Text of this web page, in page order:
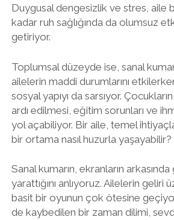
Duygusal dengesizlik ve stres, aile
kadar ruh sağlığında da olumsuz
getiriyor.
Toplumsal düzeyde ise, sanal
ailelerin maddi durumlarını
sosyal yapıyı da sarsıyor.
ardı edilmesi, eğitim sorunları ve
yol açabiliyor. Bir aile, temel
bir ortama nasıl huzurla yaşayabilir?
Sanal kumarın, ekranların
yarattığını anlıyoruz. Ailelerin geliri
basit bir oyunun çok ötesine
de kaybedilen bir zaman dilimi,